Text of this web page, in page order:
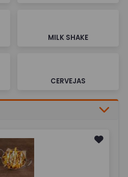
MILK SHAKE
CERVEJAS